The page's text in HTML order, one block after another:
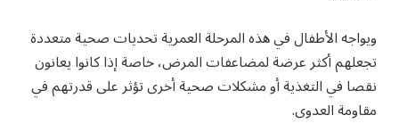
ويواجه الأطفال في هذه المرحلة العمرية تحديات صحية متعددة
تجعلهم أكثر عرضة لمضاعفات المرض، خاصة إذا كانوا يعانون
نقصا في التغذية أو مشكلات صحية أخرى تؤثر على قدرتهم في
مقاومة العدوى.